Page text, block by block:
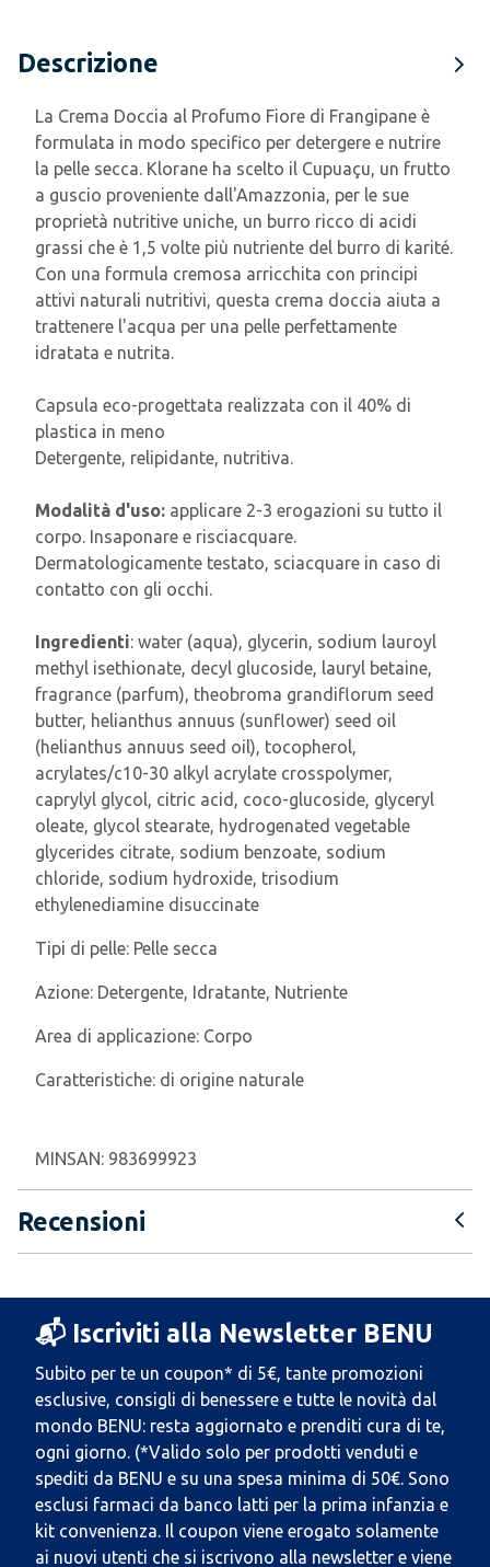
Descrizione
La Crema Doccia al Profumo Fiore di Frangipane è
formulata in modo specifico per detergere e nutrire
la pelle secca. Klorane ha scelto il Cupuaçu, un frutto
a guscio proveniente dall'Amazzonia, per le sue
proprietà nutritive uniche, un burro ricco di acidi
grassi che è 1,5 volte più nutriente del burro di karité.
Con una formula cremosa arricchita con principi
attivi naturali nutritivi, questa crema doccia aiuta a
trattenere l'acqua per una pelle perfettamente
idratata e nutrita.
Capsula eco-progettata realizzata con il 40% di
plastica in meno
Detergente, relipidante, nutritiva.
Modalità d'uso: applicare 2-3 erogazioni su tutto il
corpo. Insaponare e risciacquare.
Dermatologicamente testato, sciacquare in caso di
contatto con gli occhi.
Ingredienti: water (aqua), glycerin, sodium lauroyl
methyl isethionate, decyl glucoside, lauryl betaine,
fragrance (parfum), theobroma grandiflorum seed
butter, helianthus annuus (sunflower) seed oil
(helianthus annuus seed oil), tocopherol,
acrylates/c10-30 alkyl acrylate crosspolymer,
caprylyl glycol, citric acid, coco-glucoside, glyceryl
oleate, glycol stearate, hydrogenated vegetable
glycerides citrate, sodium benzoate, sodium
chloride, sodium hydroxide, trisodium
ethylenediamine disuccinate
Tipi di pelle: Pelle secca
Azione: Detergente, Idratante, Nutriente
Area di applicazione: Corpo
Caratteristiche: di origine naturale
MINSAN: 983699923
Recensioni
📬 Iscriviti alla Newsletter BENU
Subito per te un coupon* di 5€, tante promozioni
esclusive, consigli di benessere e tutte le novità dal
mondo BENU: resta aggiornato e prenditi cura di te,
ogni giorno. (*Valido solo per prodotti venduti e
spediti da BENU e su una spesa minima di 50€. Sono
esclusi farmaci da banco latti per la prima infanzia e
kit convenienza. Il coupon viene erogato solamente
ai nuovi utenti che si iscrivono alla newsletter e viene